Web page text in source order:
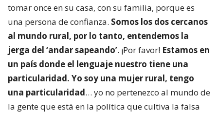
tomar once en su casa, con su familia, porque es
una persona de confianza. Somos los dos cercanos
al mundo rural, por lo tanto, entendemos la
jerga del ‘andar sapeando’. ¡Por favor! Estamos en
un país donde el lenguaje nuestro tiene una
particularidad. Yo soy una mujer rural, tengo
una particularidad… yo no pertenezco al mundo de
la gente que está en la política que cultiva la falsa